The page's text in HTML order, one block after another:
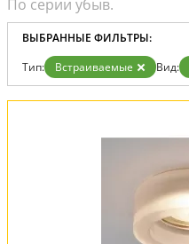
ВЫБРАННЫЕ ФИЛЬТРЫ:
Тип: Встраиваемые Вид: